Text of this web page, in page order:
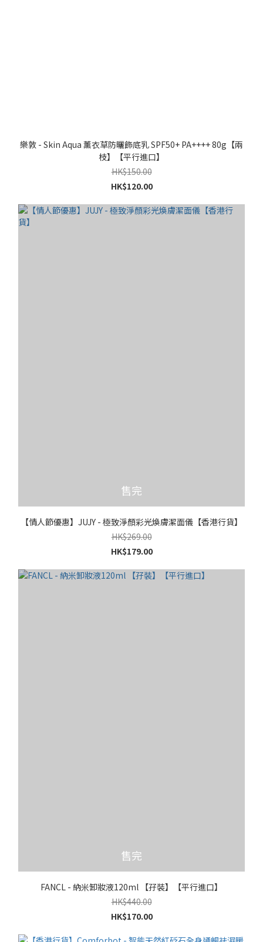
樂敦 - Skin Aqua 薰衣草防曬飾底乳 SPF50+ PA++++ 80g【兩
枝】【平行進口】
HK$150.00
HK$120.00
售完
【情人節優惠】JUJY - 極致淨顏彩光煥膚潔面儀【香港行貨】
HK$269.00
HK$179.00
售完
FANCL - 納米卸妝液120ml 【孖裝】【平行進口】
HK$440.00
HK$170.00